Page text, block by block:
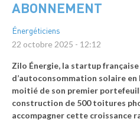
ABONNEMENT
Énergéticiens
22 octobre 2025 - 12:12
Zilo Énergie, la startup
d’autoconsommation solaire en
moitié de son premier
construction de 500 toitures
accompagner cette croissance